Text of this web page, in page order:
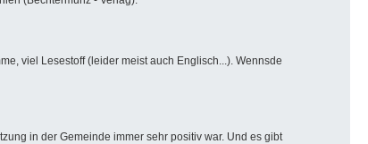
viel Lesestoff (leider meist auch Englisch...). Wennsde
in der Gemeinde immer sehr positiv war. Und es gibt